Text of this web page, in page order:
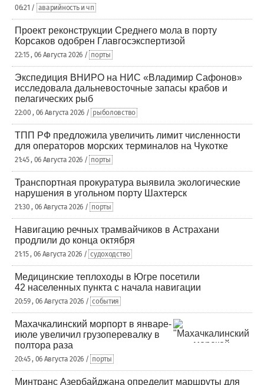
06:21 / аварийность и чп
Проект реконструкции Среднего мола в порту
Корсаков одобрен Главгосэкспертизой
22:15 , 06 Августа 2026 / порты
Экспедиция ВНИРО на НИС «Владимир Сафонов»
исследовала дальневосточные запасы крабов и
пелагических рыб
22:00 , 06 Августа 2026 / рыболовство
ТПП РФ предложила увеличить лимит численности
для операторов морских терминалов на Чукотке
21:45 , 06 Августа 2026 / порты
Транспортная прокуратура выявила экологические
нарушения в угольном порту Шахтерск
21:30 , 06 Августа 2026 / порты
Навигацию речных трамвайчиков в Астрахани
продлили до конца октября
21:15 , 06 Августа 2026 / судоходство
Медицинские теплоходы в Югре посетили
42 населенных пункта с начала навигации
20:59 , 06 Августа 2026 / события
Махачкалинский морпорт в январе-
июле увеличил грузоперевалку в
полтора раза
20:45 , 06 Августа 2026 / порты
Минтранс Азербайджана определит маршруты для